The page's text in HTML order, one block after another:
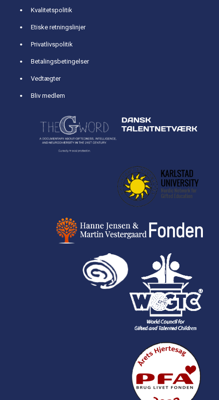
Kvalitetspolitik
Etiske retningslinjer
Privatlivspolitik
Betalingsbetingelser
Vedtægter
Bliv medlem